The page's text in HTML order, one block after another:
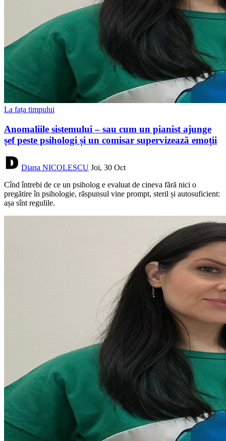
La fața timpului
Anomaliile sistemului – sau cum un pianist ajunge
șef peste psihologi și un comisar supervizează emoții
Diana NICOLESCU Joi, 30 Oct
Cînd întrebi de ce un psiholog e evaluat de cineva fără nici o
pregătire în psihologie, răspunsul vine prompt, steril și autosuficient:
așa sînt regulile.